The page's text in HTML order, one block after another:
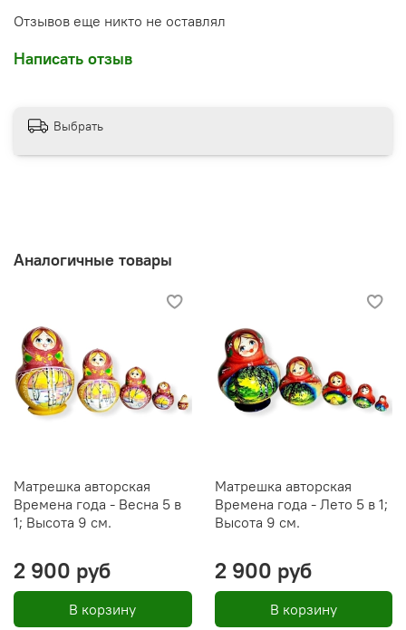
Отзывов еще никто не оставлял
Написать отзыв
Выбрать
Аналогичные товары
Матрешка авторская
Времена года - Весна 5 в
1; Высота 9 см.
2 900 руб
В корзину
Матрешка авторская
Времена года - Лето 5 в 1;
Высота 9 см.
2 900 руб
В корзину